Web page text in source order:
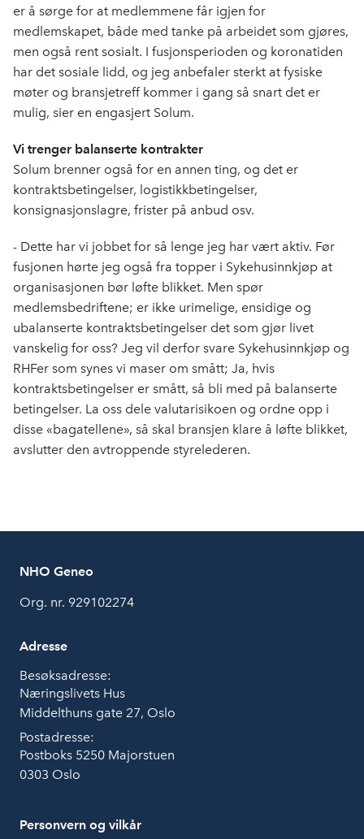
er å sørge for at medlemmene får igjen for
medlemskapet, både med tanke på arbeidet som gjøres,
men også rent sosialt. I fusjonsperioden og koronatiden
har det sosiale lidd, og jeg anbefaler sterkt at fysiske
møter og bransjetreff kommer i gang så snart det er
mulig, sier en engasjert Solum.
Vi trenger balanserte kontrakter
Solum brenner også for en annen ting, og det er
kontraktsbetingelser, logistikkbetingelser,
konsignasjonslagre, frister på anbud osv.
- Dette har vi jobbet for så lenge jeg har vært aktiv. Før
fusjonen hørte jeg også fra topper i Sykehusinnkjøp at
organisasjonen bør løfte blikket. Men spør
medlemsbedriftene; er ikke urimelige, ensidige og
ubalanserte kontraktsbetingelser det som gjør livet
vanskelig for oss? Jeg vil derfor svare Sykehusinnkjøp og
RHFer som synes vi maser om smått; Ja, hvis
kontraktsbetingelser er smått, så bli med på balanserte
betingelser. La oss dele valutarisikoen og ordne opp i
disse «bagatellene», så skal bransjen klare å løfte blikket,
avslutter den avtroppende styrelederen.
NHO Geneo
Org. nr. 929102274
Adresse
Besøksadresse:
Næringslivets Hus
Middelthuns gate 27, Oslo
Postadresse:
Postboks 5250 Majorstuen
0303 Oslo
Personvern og vilkår